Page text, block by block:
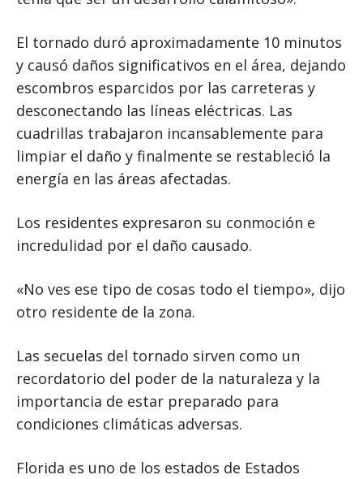
El tornado duró aproximadamente 10 minutos
y causó daños significativos en el área, dejando
escombros esparcidos por las carreteras y
desconectando las líneas eléctricas. Las
cuadrillas trabajaron incansablemente para
limpiar el daño y finalmente se restableció la
energía en las áreas afectadas.
Los residentes expresaron su conmoción e
incredulidad por el daño causado.
«No ves ese tipo de cosas todo el tiempo», dijo
otro residente de la zona.
Las secuelas del tornado sirven como un
recordatorio del poder de la naturaleza y la
importancia de estar preparado para
condiciones climáticas adversas.
Florida es uno de los estados de Estados